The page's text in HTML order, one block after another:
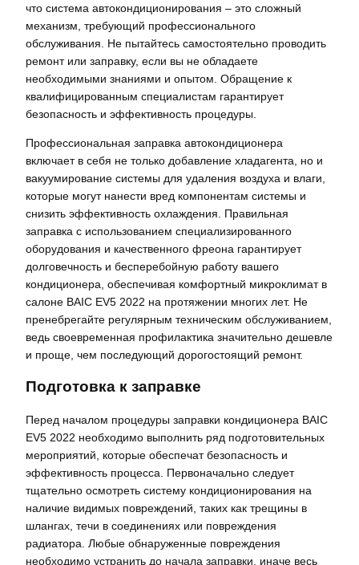
что система автокондиционирования – это сложный
механизм, требующий профессионального
обслуживания. Не пытайтесь самостоятельно проводить
ремонт или заправку, если вы не обладаете
необходимыми знаниями и опытом. Обращение к
квалифицированным специалистам гарантирует
безопасность и эффективность процедуры.
Профессиональная заправка автокондиционера
включает в себя не только добавление хладагента, но и
вакуумирование системы для удаления воздуха и влаги,
которые могут нанести вред компонентам системы и
снизить эффективность охлаждения. Правильная
заправка с использованием специализированного
оборудования и качественного фреона гарантирует
долговечность и бесперебойную работу вашего
кондиционера, обеспечивая комфортный микроклимат в
салоне BAIC EV5 2022 на протяжении многих лет. Не
пренебрегайте регулярным техническим обслуживанием,
ведь своевременная профилактика значительно дешевле
и проще, чем последующий дорогостоящий ремонт.
Подготовка к заправке
Перед началом процедуры заправки кондиционера BAIC
EV5 2022 необходимо выполнить ряд подготовительных
мероприятий, которые обеспечат безопасность и
эффективность процесса. Первоначально следует
тщательно осмотреть систему кондиционирования на
наличие видимых повреждений, таких как трещины в
шлангах, течи в соединениях или повреждения
радиатора. Любые обнаруженные повреждения
необходимо устранить до начала заправки, иначе весь